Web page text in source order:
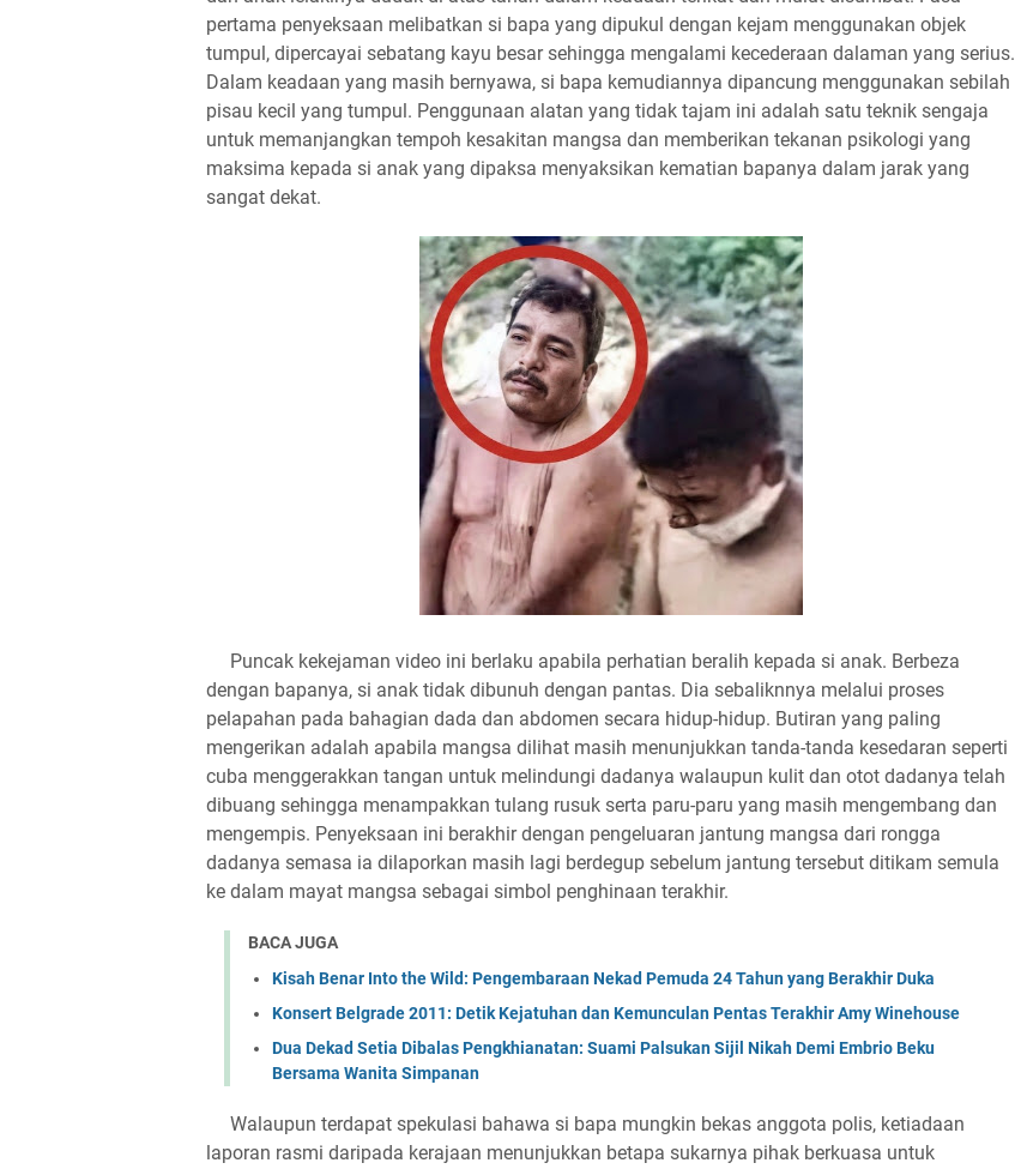
pertama penyeksaan melibatkan si bapa yang dipukul dengan kejam menggunakan objek
tumpul, dipercayai sebatang kayu besar sehingga mengalami kecederaan dalaman yang serius.
Dalam keadaan yang masih bernyawa, si bapa kemudiannya dipancung menggunakan sebilah
pisau kecil yang tumpul. Penggunaan alatan yang tidak tajam ini adalah satu teknik sengaja
untuk memanjangkan tempoh kesakitan mangsa dan memberikan tekanan psikologi yang
maksima kepada si anak yang dipaksa menyaksikan kematian bapanya dalam jarak yang
sangat dekat.
Puncak kekejaman video ini berlaku apabila perhatian beralih kepada si anak. Berbeza
dengan bapanya, si anak tidak dibunuh dengan pantas. Dia sebaliknnya melalui proses
pelapahan pada bahagian dada dan abdomen secara hidup-hidup. Butiran yang paling
mengerikan adalah apabila mangsa dilihat masih menunjukkan tanda-tanda kesedaran seperti
cuba menggerakkan tangan untuk melindungi dadanya walaupun kulit dan otot dadanya telah
dibuang sehingga menampakkan tulang rusuk serta paru-paru yang masih mengembang dan
mengempis. Penyeksaan ini berakhir dengan pengeluaran jantung mangsa dari rongga
dadanya semasa ia dilaporkan masih lagi berdegup sebelum jantung tersebut ditikam semula
ke dalam mayat mangsa sebagai simbol penghinaan terakhir.
BACA JUGA
Kisah Benar Into the Wild: Pengembaraan Nekad Pemuda 24 Tahun yang Berakhir Duka
Konsert Belgrade 2011: Detik Kejatuhan dan Kemunculan Pentas Terakhir Amy Winehouse
Dua Dekad Setia Dibalas Pengkhianatan: Suami Palsukan Sijil Nikah Demi Embrio Beku
Bersama Wanita Simpanan
Walaupun terdapat spekulasi bahawa si bapa mungkin bekas anggota polis, ketiadaan
laporan rasmi daripada kerajaan menunjukkan betapa sukarnya pihak berkuasa untuk